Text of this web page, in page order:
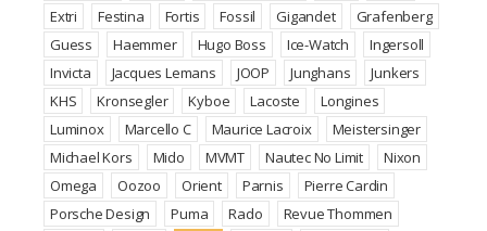
Extri
Festina Fortis Fossil Gigandet
Grafenberg
Guess
Haemmer Hugo Boss Ice-Watch
Ingersoll
Invicta
Jacques Lemans JOOP Junghans
Junkers
KHS
Kronsegler Kyboe Lacoste
Longines
Luminox
Marcello C Maurice Lacroix
Meistersinger
Michael Kors
Mido MVMT Nautec No Limit
Nixon
Omega
Oozoo Orient Parnis
Pierre Cardin
Porsche Design
Puma Rado
Revue Thommen